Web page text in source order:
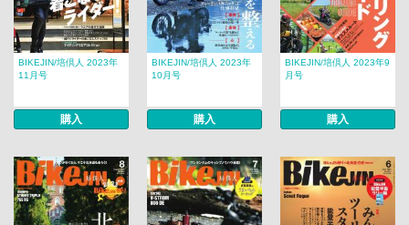
BIKEJIN/培倶人 2023年
11月号
購入
BIKEJIN/培倶人 2023年
10月号
購入
BIKEJIN/培倶人 2023年9
月号
購入